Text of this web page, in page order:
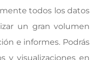
todos los datos
un gran volumen
e informes. Podrás
y visualizaciones en